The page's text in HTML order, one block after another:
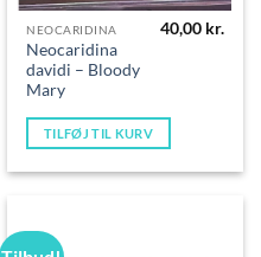
NEOCARIDINA
Neocaridina
davidi – Bloody
Mary
40,00 kr.
TILFØJ TIL KURV